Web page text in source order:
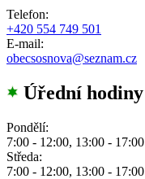
Telefon:
+420 554 749 501
E-mail:
obecsosnova@seznam.cz
Úřední hodiny
Pondělí:
7:00 - 12:00, 13:00 - 17:00
Středa:
7:00 - 12:00, 13:00 - 17:00